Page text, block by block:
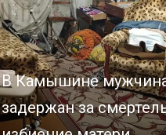
В Камышине
задержан за